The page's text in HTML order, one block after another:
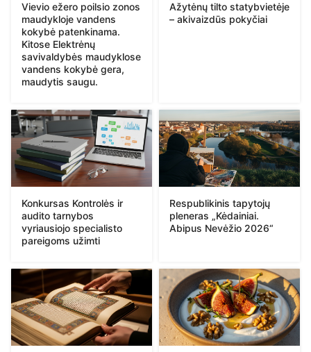
Vievio ežero poilsio zonos
maudykloje vandens
kokybė patenkinama.
Kitose Elektrėnų
savivaldybės maudyklose
vandens kokybė gera,
maudytis saugu.
Ažytėnų tilto statybvietėje
– akivaizdūs pokyčiai
Konkursas Kontrolės ir
audito tarnybos
vyriausiojo specialisto
pareigoms užimti
Respublikinis tapytojų
pleneras „Kėdainiai.
Abipus Nevėžio 2026“